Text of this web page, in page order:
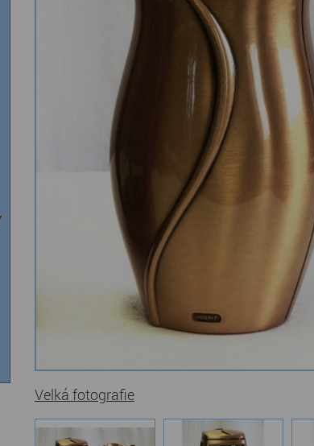
Velká fotografie